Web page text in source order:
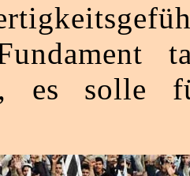
es solle